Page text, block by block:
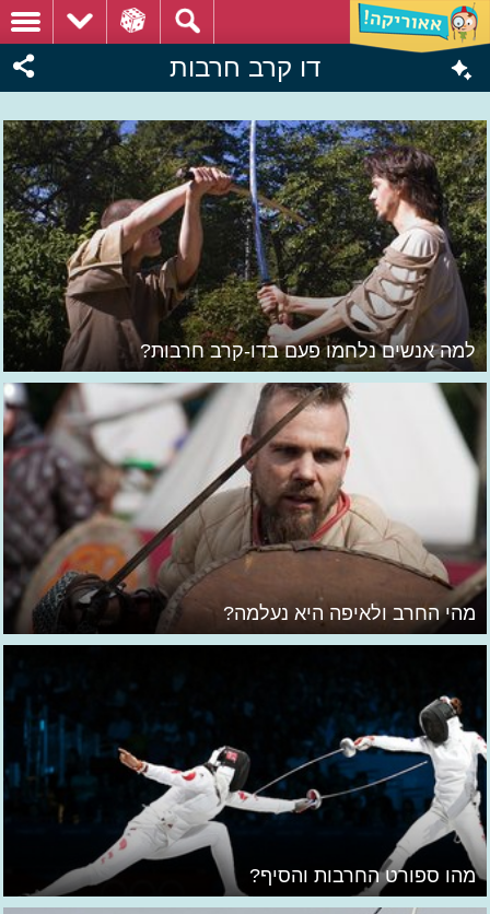
דו קרב חרבות
למה אנשים נלחמו פעם בדו-קרב חרבות?
מהי החרב ולאיפה היא נעלמה?
מהו ספורט החרבות והסיף?